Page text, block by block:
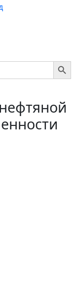
Search